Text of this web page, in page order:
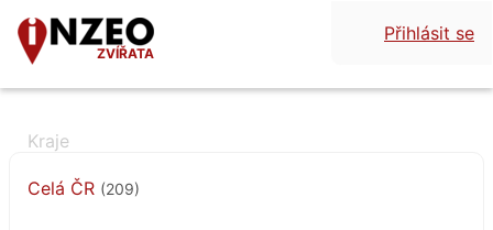
ZVÍŘATA
Přihlásit se
Celá ČR (209)